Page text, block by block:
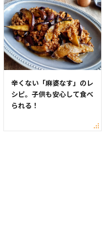
辛くない「麻婆なす」のレ
シピ。子供も安心して食べ
られる！